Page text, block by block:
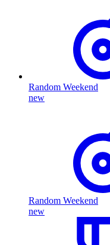
Random Weekend
new
Random Weekend
new